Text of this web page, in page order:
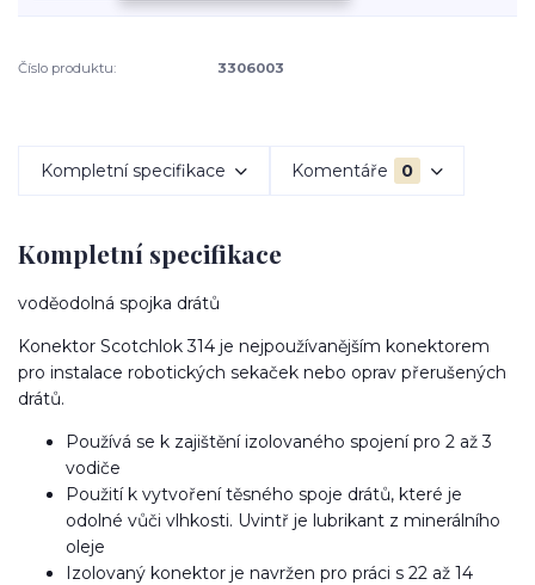
Číslo produktu: 3306003
Kompletní specifikace Komentáře 0
Kompletní specifikace
voděodolná spojka drátů
Konektor Scotchlok 314 je nejpoužívanějším konektorem
pro instalace robotických sekaček nebo oprav přerušených
drátů.
Používá se k zajištění izolovaného spojení pro 2 až 3
vodiče
Použití k vytvoření těsného spoje drátů, které je
odolné vůči vlhkosti. Uvintř je lubrikant z minerálního
oleje
Izolovaný konektor je navržen pro práci s 22 až 14